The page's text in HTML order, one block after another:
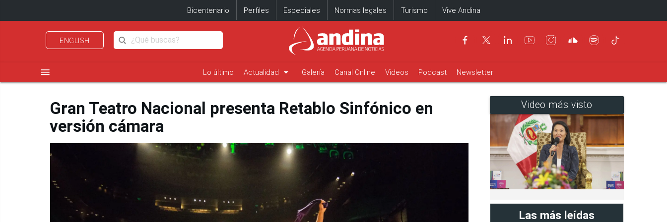
Bicentenario Perfiles Especiales Normas legales Turismo Vive Andina
ENGLISH
menu Lo último Actualidad arrow_drop_down Galería Canal Online Videos Podcast Newsletter
Gran Teatro Nacional presenta Retablo Sinfónico en
versión cámara
Video más visto
Las más leídas